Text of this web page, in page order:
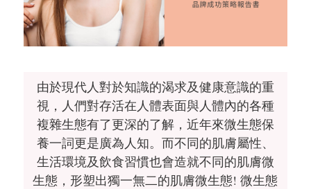
由於現代人對於知識的渴求及健康意識的重
視，人們對存活在人體表面與人體內的各種
複雜生態有了更深的了解，近年來微生態保
養一詞更是廣為人知。而不同的肌膚屬性、
生活環境及飲食習慣也會造就不同的肌膚微
生態，形塑出獨一無二的肌膚微生態! 微生態